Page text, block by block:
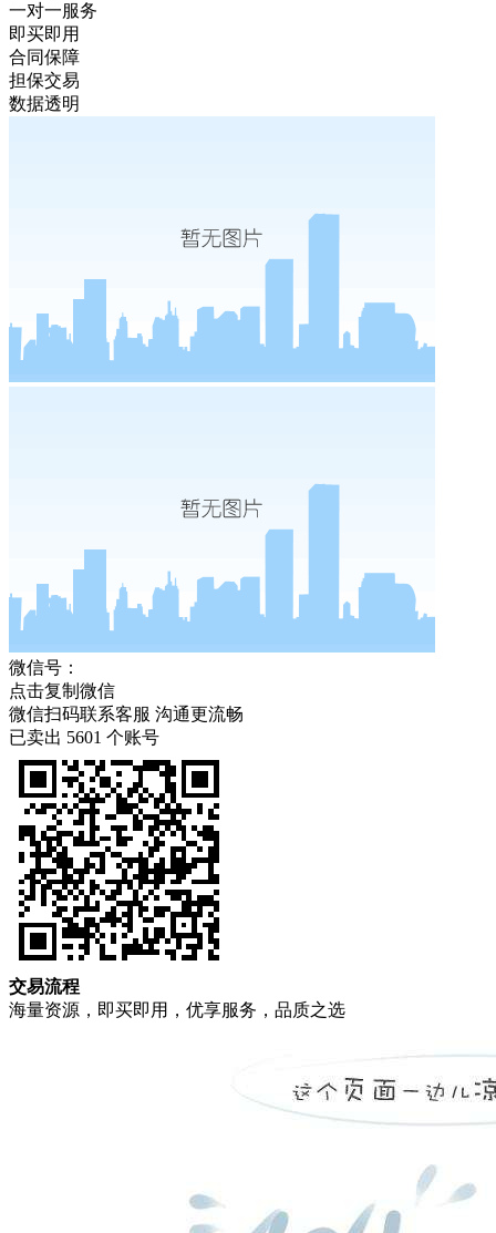
一对一服务
即买即用
合同保障
担保交易
数据透明
微信号：
点击复制微信
微信扫码联系客服 沟通更流畅
已卖出 5601 个账号
交易流程
海量资源，即买即用，优享服务，品质之选